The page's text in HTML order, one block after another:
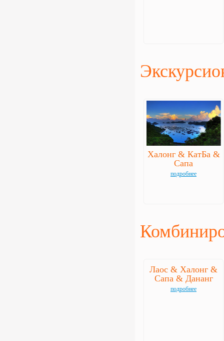
Халонг & КатБа &
Сапа
подробнее
Лаос & Халонг &
Сапа & Дананг
подробнее